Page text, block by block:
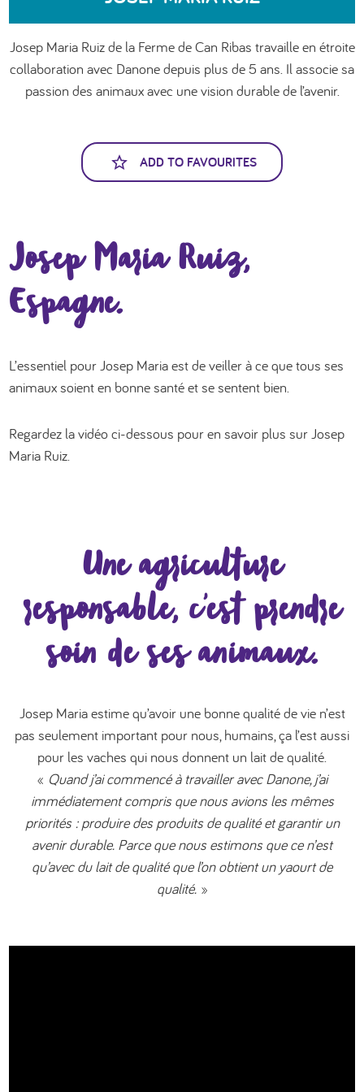
Josep Maria Ruiz de la Ferme de Can Ribas travaille en étroite
collaboration avec Danone depuis plus de 5 ans. Il associe sa
passion des animaux avec une vision durable de l’avenir.
ADD TO FAVOURITES
Josep Maria Ruiz​,
Espagne.
L’essentiel pour Josep Maria est de veiller à ce que tous ses
animaux soient en bonne santé et se sentent bien.
Regardez la vidéo ci-dessous pour en savoir plus sur Josep
Maria Ruiz.
Une agriculture
responsable, c’est prendre
soin de ses animaux.
Josep Maria estime qu’avoir une bonne qualité de vie n’est
pas seulement important pour nous, humains, ça l’est aussi
pour les vaches qui nous donnent un lait de qualité.
« Quand j’ai commencé à travailler avec Danone, j’ai
immédiatement compris que nous avions les mêmes
priorités : produire des produits de qualité et garantir un
avenir durable. Parce que nous estimons que ce n’est
qu’avec du lait de qualité que l’on obtient un yaourt de
qualité.»